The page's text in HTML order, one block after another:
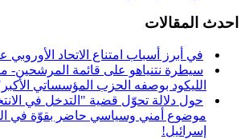
احدث المقالات
في أبرز أسباب امتناع الاتحاد
سيطرة نتنياهو على قائمة
الليكود بوصفه الحزب المؤسساتي
حول دلالة تحوّل قضية "التدخل في
موضوع أمني وسياسي حاضر بقوّة في
إسرائيل!